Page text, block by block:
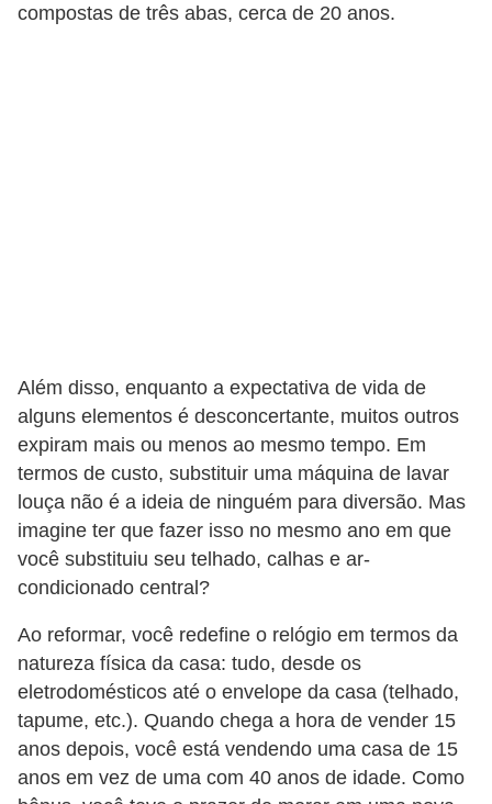
compostas de três abas, cerca de 20 anos.
Além disso, enquanto a expectativa de vida de
alguns elementos é desconcertante, muitos outros
expiram mais ou menos ao mesmo tempo. Em
termos de custo, substituir uma máquina de lavar
louça não é a ideia de ninguém para diversão. Mas
imagine ter que fazer isso no mesmo ano em que
você substituiu seu telhado, calhas e ar-
condicionado central?
Ao reformar, você redefine o relógio em termos da
natureza física da casa: tudo, desde os
eletrodomésticos até o envelope da casa (telhado,
tapume, etc.). Quando chega a hora de vender 15
anos depois, você está vendendo uma casa de 15
anos em vez de uma com 40 anos de idade. Como